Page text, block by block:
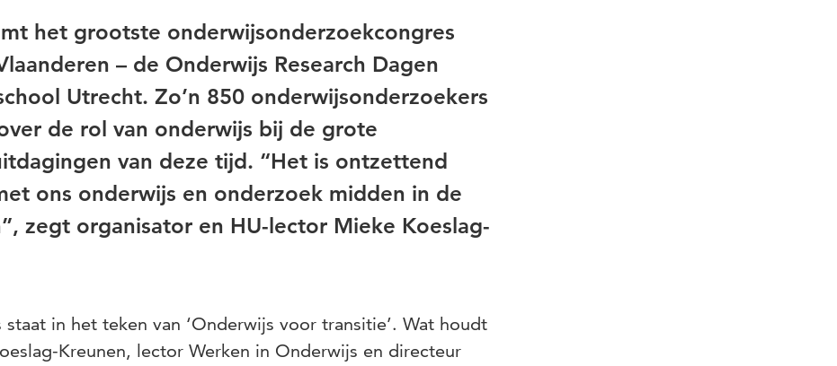
het grootste onderwijsonderzoekcongres
– de Onderwijs Research Dagen
Utrecht. Zo’n 850 onderwijsonderzoekers
de rol van onderwijs bij de grote
van deze tijd. “Het is ontzettend
ons onderwijs en onderzoek midden in de
zegt organisator en HU-lector Mieke Koeslag-
in het teken van ‘Onderwijs voor transitie’. Wat houdt
Kreunen, lector Werken in Onderwijs en directeur